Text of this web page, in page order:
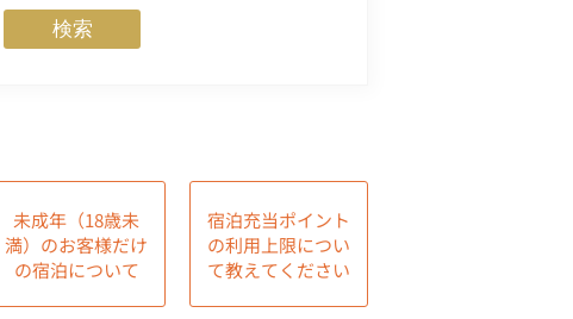
検索
未成年（18歳未
満）のお客様だけ
の宿泊について
宿泊充当ポイント
の利用上限につい
て教えてください